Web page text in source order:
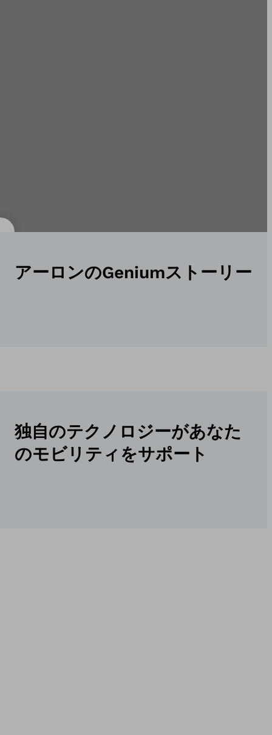
アーロンのGeniumストーリー
独自のテクノロジーがあなた
のモビリティをサポート